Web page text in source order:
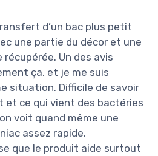
d’un bac plus petit
une partie du décor et une
Un des avis
ça, et je me suis
situation. Difficile de savoir
et ce qui vient des bactéries
voit quand même une
assez rapide.
que le produit aide surtout